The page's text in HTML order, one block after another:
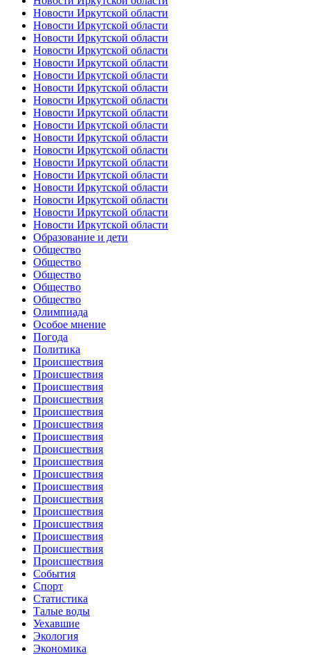
Новости Иркутской области
Новости Иркутской области
Новости Иркутской области
Новости Иркутской области
Новости Иркутской области
Новости Иркутской области
Новости Иркутской области
Новости Иркутской области
Новости Иркутской области
Новости Иркутской области
Новости Иркутской области
Новости Иркутской области
Новости Иркутской области
Новости Иркутской области
Новости Иркутской области
Новости Иркутской области
Новости Иркутской области
Новости Иркутской области
Образование и дети
Общество
Общество
Общество
Общество
Общество
Олимпиада
Особое мнение
Погода
Политика
Происшествия
Происшествия
Происшествия
Происшествия
Происшествия
Происшествия
Происшествия
Происшествия
Происшествия
Происшествия
Происшествия
Происшествия
Происшествия
Происшествия
Происшествия
Происшествия
Происшествия
События
Спорт
Статистика
Талые воды
Уехавшие
Экология
Экономика